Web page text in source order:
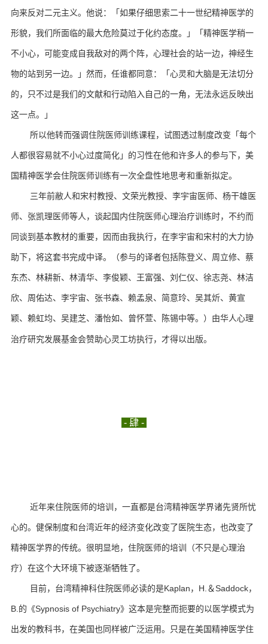
向来反对二元主义。 他说： 「如果仔细思索二十一世纪精神医学的
形貌，我们所面临的最大危险莫过于化约态度。 」「精神医学稍一
不小心，可能变成自我敌对的两个阵，心理社会的站一边，神经生
物的站到另一边。 」然而，任谁都同意： 「心灵和大脑是无法切分
的，只不过是我们的文献和行动陷入自己的一角，无法永远反映出
这一点。 」
所以他转而强调住院医师训练课程，试图透过制度改变「每个
人都很容易就不小心过度简化」的习性在他和许多人的参与下，美
国精神医学会住院医师训练有一次全盘性地思考和重新拟定。
三年前敝人和宋村教授、文荣光教授、李宇宙医师、杨干雄医
师、张凯理医师等人，谈起国内住院医师心理治疗训练时，不约而
同谈到基本教材的重要，因而由我执行，在李宇宙和宋村的大力协
助下，将这套书完成中译。 （参与的译者包括陈登义、周立修、蔡
东杰、林耕新、林清华、李俊颖、王富强、刘仁仪、徐志尧、林洁
欣、周佑达、李宇宙、张书森、赖孟泉、简意玲、吴其炘、黄宣
颖、赖虹均、吴建芝、潘怡如、曾怀萱、陈锡中等。 ）由华人心理
治疗研究发展基金会赞助心灵工坊执行，才得以出版。
- 肆 -
近年来住院医师的培训，一直都是台湾精神医学界诸先贤所忧
心的。 健保制度和台湾近年的经济变化改变了医院生态，也改变了
精神医学界的传统。 很明显地，住院医师的培训（不只是心理治
疗）在这个大环境下被逐渐牺牲了。
目前，台湾精神科住院医师必读的是Kaplan，H.＆Saddock，
B.的《Sypnosis of Psychiatry》这本是完整而扼要的以医学模式为
出发的教科书，在美国也同样被广泛运用。 只是在美国精神医学住